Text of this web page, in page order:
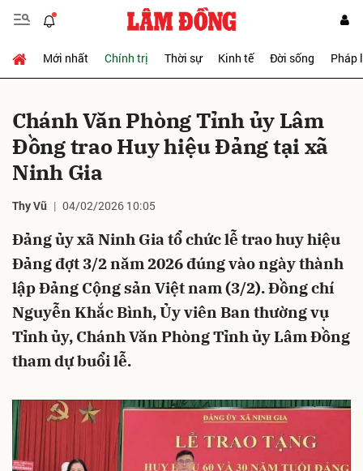
Mới nhất Chính trị Thời sự Kinh tế Đời sống Pháp
Chánh Văn Phòng Tỉnh ủy Lâm
Đồng trao Huy hiệu Đảng tại xã
Ninh Gia
Thy Vũ 04/02/2026 10:05
Đảng ủy xã Ninh Gia tổ chức lễ trao huy hiệu
Đảng đợt 3/2 năm 2026 đúng vào ngày thành
lập Đảng Cộng sản Việt nam (3/2). Đồng chí
Nguyễn Khắc Bình, Ủy viên Ban thường vụ
Tỉnh ủy, Chánh Văn Phòng Tỉnh ủy Lâm Đồng
tham dự buổi lễ.
Gửi bình luận
Hủy Gửi